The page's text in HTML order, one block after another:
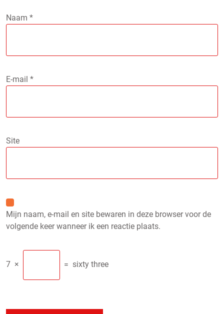
Naam *
E-mail *
Site
Mijn naam, e-mail en site bewaren in deze browser voor de
volgende keer wanneer ik een reactie plaats.
7 × = sixty three